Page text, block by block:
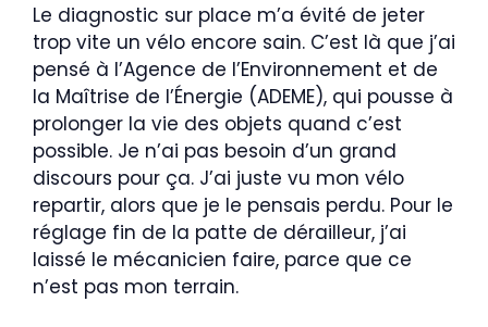
Le diagnostic sur place m’a évité de jeter
trop vite un vélo encore sain. C’est là que j’ai
pensé à l’Agence de l’Environnement et de
la Maîtrise de l’Énergie (ADEME), qui pousse à
prolonger la vie des objets quand c’est
possible. Je n’ai pas besoin d’un grand
discours pour ça. J’ai juste vu mon vélo
repartir, alors que je le pensais perdu. Pour le
réglage fin de la patte de dérailleur, j’ai
laissé le mécanicien faire, parce que ce
n’est pas mon terrain.